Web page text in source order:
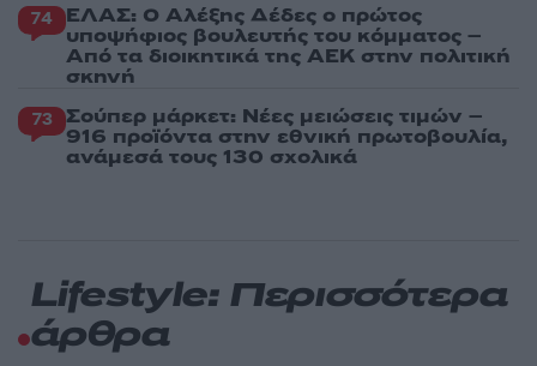
74 ΕΛΑΣ: Ο Αλέξης Δέδες ο πρώτος
υποψήφιος βουλευτής του κόμματος –
Από τα διοικητικά της ΑΕΚ στην πολιτική
σκηνή
73 Σούπερ μάρκετ: Νέες μειώσεις τιμών –
916 προϊόντα στην εθνική πρωτοβουλία,
ανάμεσά τους 130 σχολικά
Lifestyle: Περισσότερα
άρθρα